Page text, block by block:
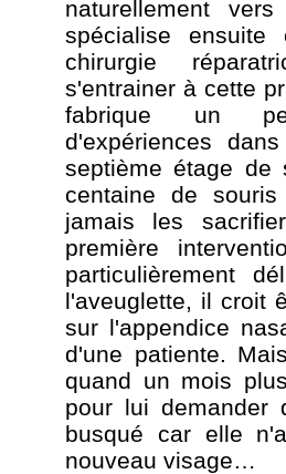
naturellement
spécialise
chirurgie
s'entrainer à cette
fabrique un
d'expériences
septième étage
centaine de
jamais les
première
particulièrement
l'aveuglette, il croit
sur l'appendice
d'une patiente.
quand un mois
pour lui demander
busqué car elle
nouveau visage…